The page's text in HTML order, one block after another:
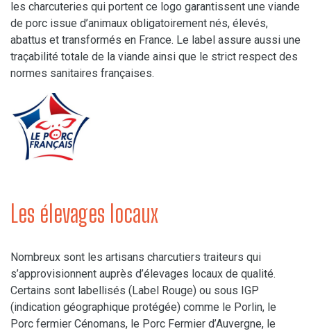
les charcuteries qui portent ce logo garantissent une viande
de porc issue d’animaux obligatoirement nés, élevés,
abattus et transformés en France. Le label assure aussi une
traçabilité totale de la viande ainsi que le strict respect des
normes sanitaires françaises.
Les élevages locaux
Nombreux sont les artisans charcutiers traiteurs qui
s’approvisionnent auprès d’élevages locaux de qualité.
Certains sont labellisés (Label Rouge) ou sous IGP
(indication géographique protégée) comme le Porlin, le
Porc fermier Cénomans, le Porc Fermier d’Auvergne, le